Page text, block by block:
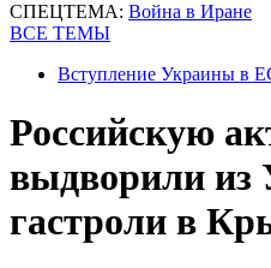
СПЕЦТЕМА: Война в Иране
ВСЕ ТЕМЫ
Вступление Украины в
Российскую
выдворили из
гастроли в